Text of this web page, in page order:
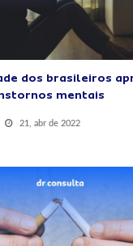
dos brasileiros
mentais
21, abr de 2022